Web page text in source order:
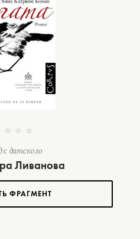
с датского
Ливанова
ФРАГМЕНТ